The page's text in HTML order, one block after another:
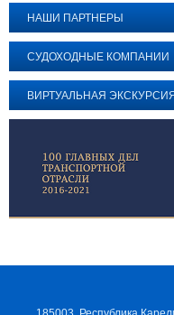
НАШИ ПАРТНЕРЫ
СУДОХОДНЫЕ КОМПАНИИ
ВИРТУАЛЬНАЯ